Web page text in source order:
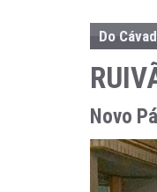
Do
Novo